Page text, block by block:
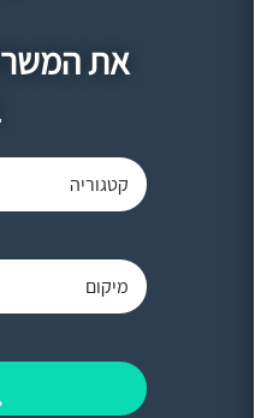
את
קטגוריה
מיקום